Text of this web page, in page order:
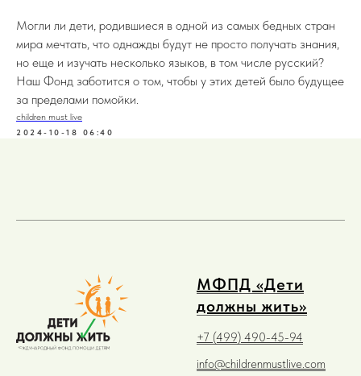
Могли ли дети, родившиеся в одной из самых бедных стран
мира мечтать, что однажды будут не просто получать знания,
но еще и изучать несколько языков, в том числе русский?
Наш Фонд заботится о том, чтобы у этих детей было будущее
за пределами помойки.
children must live
2024-10-18 06:40
МФПД «Дети
должны жить»
+7 (499) 490-45-94
info@childrenmustlive.com